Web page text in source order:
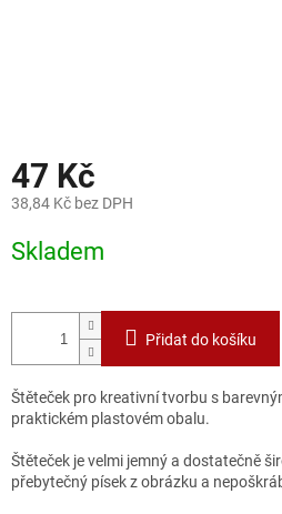
47 Kč
38,84 Kč bez DPH
cena:
Skladem
Přidat do košíku
Štěteček pro kreativní tvorbu s
praktickém plastovém obalu.
Štěteček je velmi jemný a dostatečně
přebytečný písek z obrázku a